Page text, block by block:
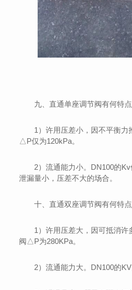
九、直通单座调节阀有何特
1）许用压差小，因不平衡力
△P仅为120kPa。
2）流通能力小。DN100的
泄漏量小，压差不大的场合。
十、直通双座调节阀有何特
1）许用压差大，因可抵消许
阀△P为280KPa。
2）流通能力大。DN100的KV